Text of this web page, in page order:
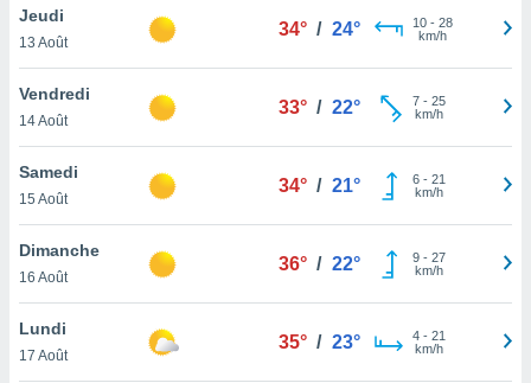
la
du
votre
à
en
le
Jeudi
13 Août
34° / 24° 10- 28
km/h
Vendredi
14 Août
33° / 22° 7- 25
km/h
Samedi
15 Août
34° / 21° 6- 21
km/h
Dimanche
16 Août
36° / 22° 9- 27
km/h
Lundi
17 Août
35° / 23° 4- 21
km/h